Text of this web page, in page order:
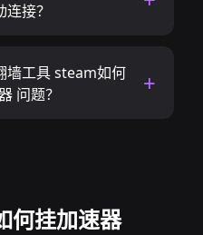
接？
墙工具 steam如何
问题？
何挂加速器